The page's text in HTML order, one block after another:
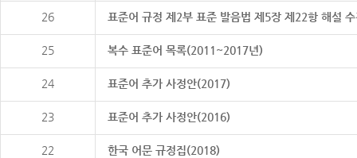
26 표준어 규정 제2부 표준 발음법 제5장 제22항 해설
25 복수 표준어 목록(2011~2017년)
24 표준어 추가 사정안(2017)
23 표준어 추가 사정안(2016)
22 한국 어문 규정집(2018)